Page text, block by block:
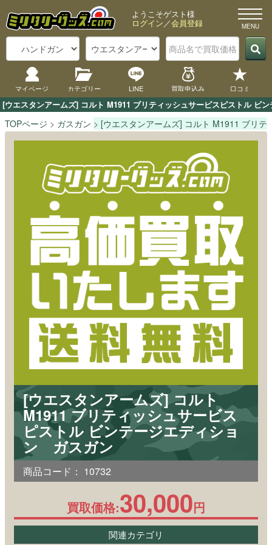
[ウエスタンアームズ] コルト M1911 ブリティッシュサービスピストル ビ
ようこそゲスト様
ログイン／会員登録
マイページ カテゴリー LINE 買取申込み 口コミ
TOPページ ガスガン [ウエスタンアームズ] コルト M1911 ブリ
[ウエスタンアームズ] コルト
M1911 ブリティッシュサービス
ピストル ビンテージエディショ
ン ガスガン
商品コード： 10732
買取価格:30,000円
関連カテゴリ